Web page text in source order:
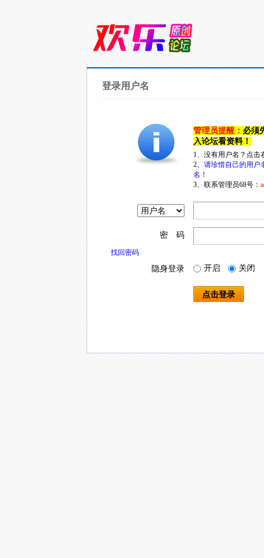
登录用户名
管理员提醒： 必须
入论坛看资料！
1、没有用户名？点
2、 请珍惜自己的用户
名！
3、联系管理员68号：
密 码
找回密码
隐身登录 开启 关闭
点击登录